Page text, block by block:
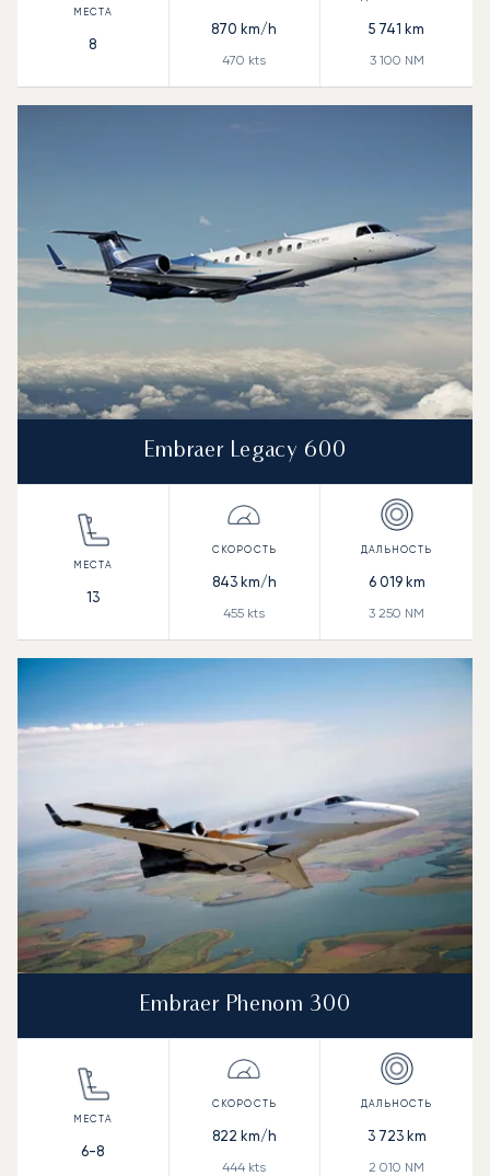
8
870 km/h
470 kts
5 741 km
3 100 NM
Embraer Legacy 600
13
843km/h
455 kts
6 019km
3 250 NM
Embraer Phenom 300
6-8
822 km/h
444 kts
3 723km
2 010 NM